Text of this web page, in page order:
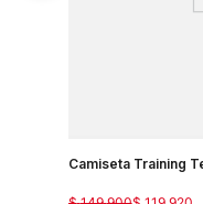
Camiseta Training